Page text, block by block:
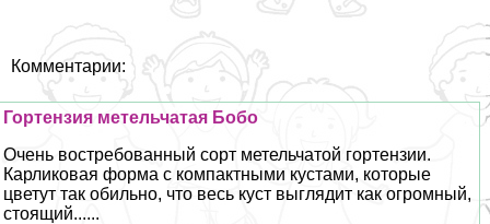
Комментарии:
Гортензия метельчатая Бобо
Очень востребованный сорт метельчатой гортензии.
Карликовая форма с компактными кустами, которые
цветут так обильно, что весь куст выглядит как огромный,
стоящий......